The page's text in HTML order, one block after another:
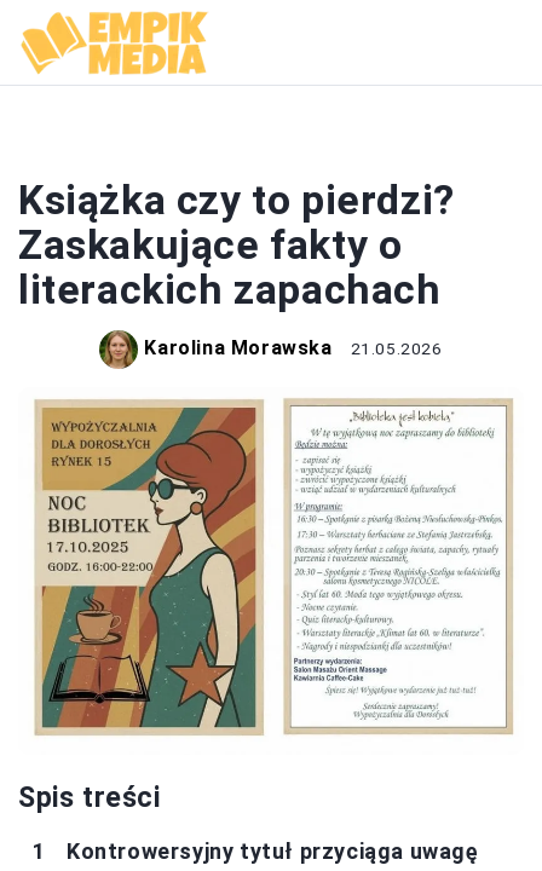
Książka czy to pierdzi?
Zaskakujące fakty o
literackich zapachach
Karolina Morawska 21.05.2026
Spis treści
Kontrowersyjny tytuł przyciąga uwagę